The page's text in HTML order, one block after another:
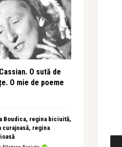
O sută de
O mie de poeme
Boudica, regina biciuită,
curajoasă, regina